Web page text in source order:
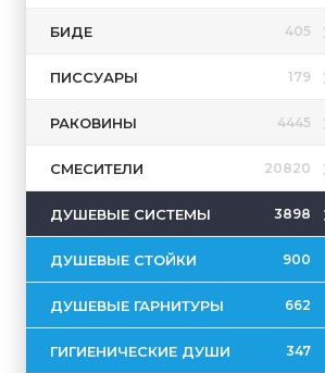
БИДЕ 405
ПИССУАРЫ 179
РАКОВИНЫ 4445
СМЕСИТЕЛИ 20820
ДУШЕВЫЕ СИСТЕМЫ 3898
ДУШЕВЫЕ СТОЙКИ 900
ДУШЕВЫЕ ГАРНИТУРЫ 662
ГИГИЕНИЧЕСКИЕ ДУШИ 347